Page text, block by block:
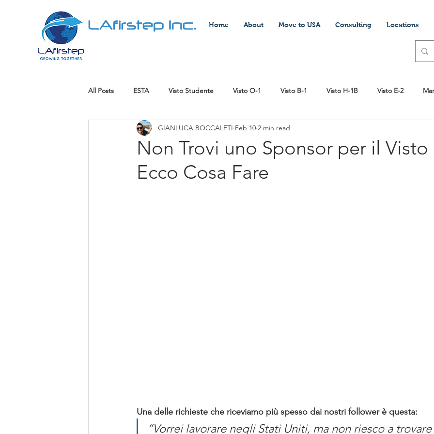
LAfirstep Inc. Home About Move to USA Consulting Locations
All Posts ESTA Visto Studente Visto O-1 Visto B-1 Visto H-1B Visto E-2
Visto di Lavoro Green Card Lottery Visto Stedente
Rilevare un'attività Lavori ben pagati nella sanità USA
Non Trovi uno Sponsor per il Visto
Ecco Cosa Fare
GIANLUCA BOCCALETI Feb 10 2 min read
Una delle richieste che riceviamo più spesso dai nostri follower è questa:
“Vorrei lavorare negli Stati Uniti, ma non riesco a